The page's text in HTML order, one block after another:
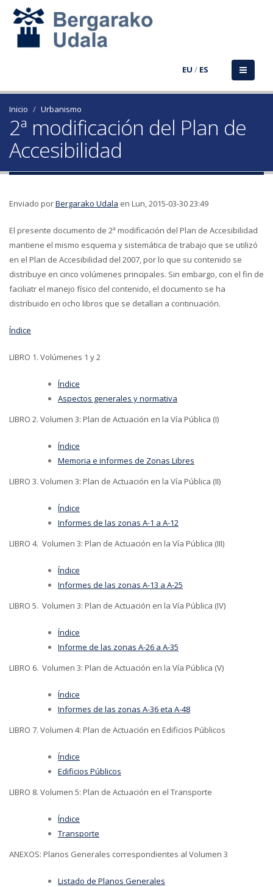
EU / ES
Inicio Urbanismo
2ª modificación del Plan de
Accesibilidad
Enviado porBergarako Udala en Lun, 2015-03-30 23:49
El presente documento de 2ª modificación del Plan de Accesibilidad
mantiene el mismo esquema y sistemática de trabajo que se utilizó
en el Plan de Accesibilidad del 2007, por lo que su contenido se
distribuye en cinco volúmenes principales. Sin embargo, con el fin de
faciliatr el manejo físico del contenido, el documento se ha
distribuido en ocho libros que se detallan a continuación.
Índice
LIBRO 1. Volúmenes 1 y 2
Índice
Aspectos generales y normativa
LIBRO 2. Volumen 3: Plan de Actuación en la Vía Pública (I)
Índice
Memoria e informes de Zonas Libres
LIBRO 3. Volumen 3: Plan de Actuación en la Vía Pública (II)
Índice
Informes de las zonas A-1 a A-12
LIBRO 4. Volumen 3: Plan de Actuación en la Vía Pública (III)
Índice
Informes de las zonas A-13 a A-25
LIBRO 5. Volumen 3: Plan de Actuación en la Vía Pública (IV)
Índice
Informe de las zonas A-26 a A-35
LIBRO 6. Volumen 3: Plan de Actuación en la Vía Pública (V)
Índice
Informes de las zonas A-36 eta A-48
LIBRO 7. Volumen 4: Plan de Actuación en Edificios Públicos
Índice
Edificios Públicos
LIBRO 8. Volumen 5: Plan de Actuación en el Transporte
Índice
Transporte
ANEXOS: Planos Generales correspondientes al Volumen 3
Listado de Planos Generales